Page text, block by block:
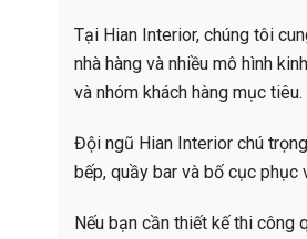
Tại Hian Interior, chúng tôi
nhà hàng và nhiều mô hình
và nhóm khách hàng mục tiêu.
Đội ngũ Hian Interior chú
bếp, quầy bar và bố cục phục
Nếu bạn cần thiết kế thi công